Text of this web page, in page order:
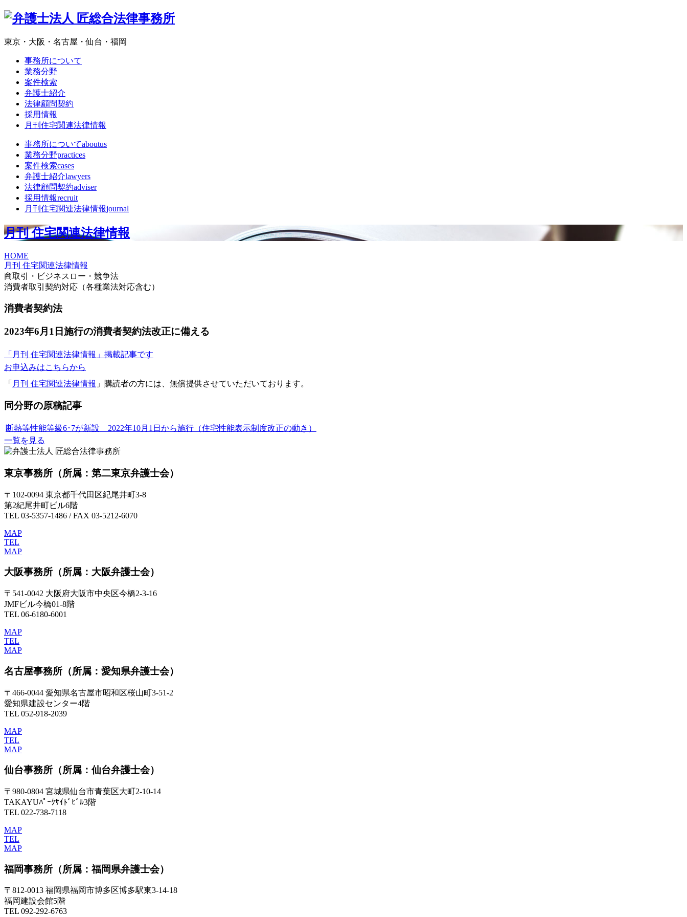
東京・大阪・名古屋・仙台・福岡
事務所について
業務分野
案件検索
弁護士紹介
法律顧問契約
採用情報
月刊住宅関連法律情報
事務所についてaboutus
業務分野practices
案件検索cases
弁護士紹介lawyers
法律顧問契約adviser
採用情報recruit
月刊住宅関連法律情報journal
月刊 住宅関連法律情報
HOME
月刊 住宅関連法律情報
商取引・ビジネスロー・競争法
消費者取引契約対応（各種業法対応含む）
消費者契約法
2023年6月1日施行の消費者契約法改正に備える
「月刊 住宅関連法律情報」掲載記事です
お申込みはこちらから
「 月刊 住宅関連法律情報 」購読者の方には、無償提供させていただいております。
同分野の原稿記事
断熱等性能等級6･7が新設 2022年10月1日から施行（住宅性能表示制度改正の動き）
一覧を見る
東京事務所 （所属：第二東京弁護士会）
〒102-0094 東京都千代田区紀尾井町3-8
第2紀尾井町ビル6階
TEL 03-5357-1486 / FAX 03-5212-6070
MAP
TEL
MAP
大阪事務所 （所属：大阪弁護士会）
〒541-0042 大阪府大阪市中央区今橋2-3-16
JMFビル今橋01-8階
TEL 06-6180-6001
MAP
TEL
MAP
名古屋事務所 （所属：愛知県弁護士会）
〒466-0044 愛知県名古屋市昭和区桜山町3-51-2
愛知県建設センター4階
TEL 052-918-2039
MAP
TEL
MAP
仙台事務所 （所属：仙台弁護士会）
〒980-0804 宮城県仙台市青葉区大町2-10-14
TAKAYUﾊﾟｰｸｻｲﾄﾞﾋﾞﾙ3階
TEL 022-738-7118
MAP
TEL
MAP
福岡事務所 （所属：福岡県弁護士会）
〒812-0013 福岡県福岡市博多区博多駅東3-14-18
福岡建設会館5階
TEL 092-292-6763